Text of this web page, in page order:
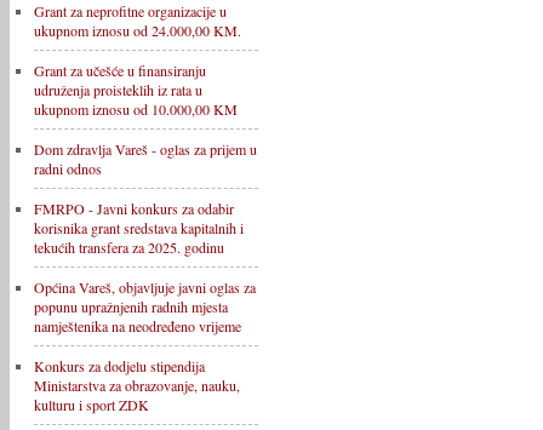
Grant za neprofitne organizacije u
ukupnom iznosu od 24.000,00 KM.
Grant za učešće u finansiranju
udruženja proisteklih iz rata u
ukupnom iznosu od 10.000,00 KM
Dom zdravlja Vareš - oglas za prijem u
radni odnos
FMRPO - Javni konkurs za odabir
korisnika grant sredstava kapitalnih i
tekućih transfera za 2025. godinu
Općina Vareš, objavljuje javni oglas za
popunu upražnjenih radnih mjesta
namještenika na neodređeno vrijeme
Konkurs za dodjelu stipendija
Ministarstva za obrazovanje, nauku,
kulturu i sport ZDK